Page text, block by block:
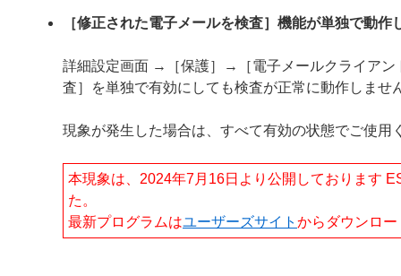
［修正された電子メールを検査］機能が単独で動作
詳細設定画面 →［保護］→［電子メールクライア
査］を単独で有効にしても検査が正常に動作しませ
現象が発生した場合は、すべて有効の状態でご使用
本現象は、2024年7月16日より公開しております
た。
最新プログラムはユーザーズサイト からダウンロ